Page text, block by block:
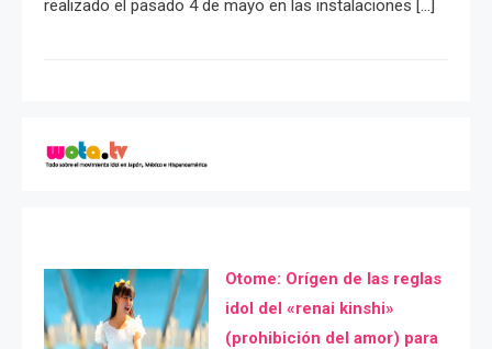
realizado el pasado 4 de mayo en las instalaciones […]
Otome: Orígen de las reglas
idol del «renai kinshi»
(prohibición del amor) para